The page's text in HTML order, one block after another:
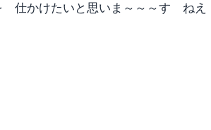
仕かけたいと思いま～～～す ねえ